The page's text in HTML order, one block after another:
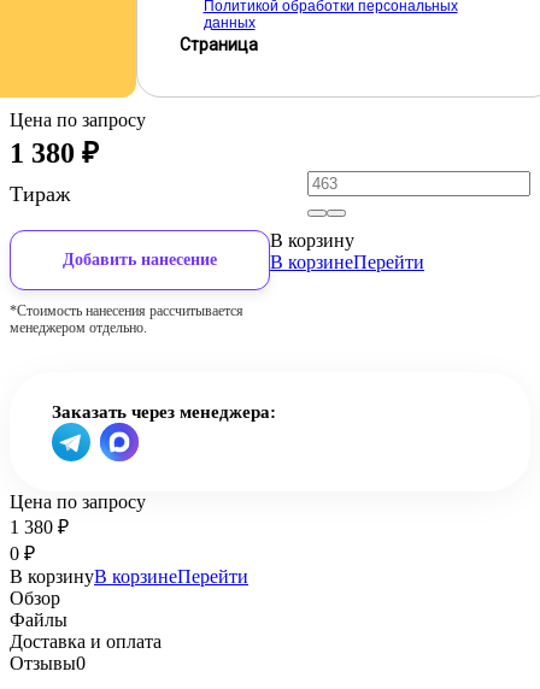
Политикой обработки персональных
данных
Страница
Цена по запросу
1 380 ₽
Тираж
Добавить нанесение
*Стоимость нанесения рассчитывается
менеджером отдельно.
В корзину
В корзинеПерейти
Заказать через менеджера:
Цена по запросу
1 380 ₽
0 ₽
В корзинуВ корзинеПерейти
Обзор
Файлы
Доставка и оплата
Отзывы0